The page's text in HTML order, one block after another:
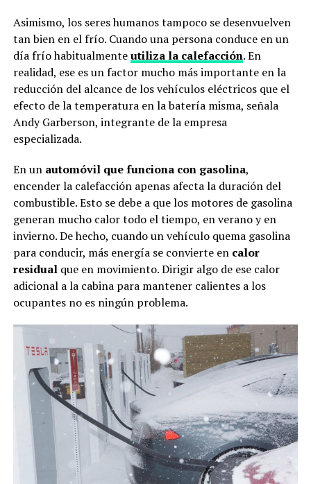
Asimismo, los seres humanos tampoco se desenvuelven
tan bien en el frío. Cuando una persona conduce en un
día frío habitualmenteutiliza la calefacción. En
realidad, ese es un factor mucho más importante en la
reducción del alcance de los vehículos eléctricos que el
efecto de la temperatura en la batería misma, señala
Andy Garberson, integrante de la empresa
especializada.
En unautomóvil que funciona con gasolina,
encender la calefacción apenas afecta la duración del
combustible. Esto se debe a que los motores de gasolina
generan mucho calor todo el tiempo, en verano y en
invierno. De hecho, cuando un vehículo quema gasolina
para conducir, más energía se convierte en calor
residualque en movimiento. Dirigir algo de ese calor
adicional a la cabina para mantener calientes a los
ocupantes no es ningún problema.